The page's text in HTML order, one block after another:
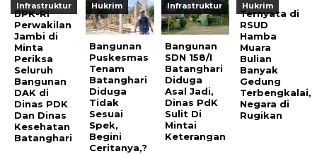
Infrastruktur
BPK-RI
Perwakilan
Jambi di
Minta
Periksa
Seluruh
Bangunan
DAK di
Dinas PDK
Dan Dinas
Kesehatan
Batanghari
Hukrim
Bangunan
Puskesmas
Tenam
Batanghari
Diduga
Tidak
Sesuai
Spek,
Begini
Ceritanya,?
Infrastruktur
Bangunan
SDN 158/I
Batanghari
Diduga
Asal Jadi,
Dinas PdK
Sulit Di
Mintai
Keterangan
Hukrim
Ternyata di
RSUD
Hamba
Muara
Bulian
Banyak
Gedung
Terbengkalai,
Negara di
Rugikan